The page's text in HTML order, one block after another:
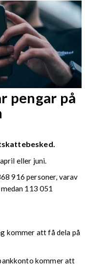
pengar på
eller juni.
916 personer, varav
113 051
kommer att få dela på
kommer att